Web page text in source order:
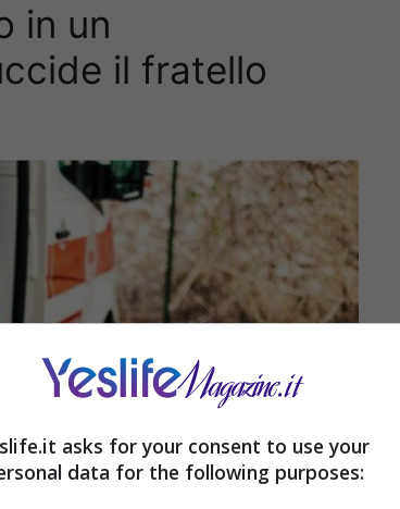
in un
il fratello
asks for your consent to use your
data for the following purposes: